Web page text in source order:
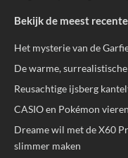
Bekijk de meest
Het mysterie van de
De warme,
Reusachtige ijsberg
CASIO en Pokémon
Dreame wil met de X60
slimmer maken